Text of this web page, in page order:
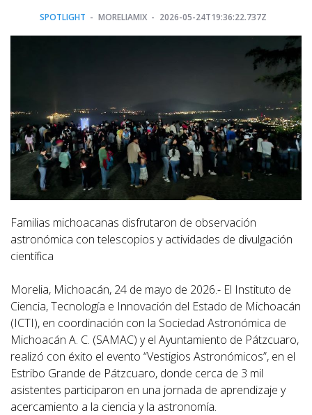
SPOTLIGHT MORELIAMIX 2026-05-24T19:36:22.737Z
Familias michoacanas disfrutaron de observación
astronómica con telescopios y actividades de divulgación
científica
Morelia, Michoacán, 24 de mayo de 2026.- El Instituto de
Ciencia, Tecnología e Innovación del Estado de Michoacán
(ICTI), en coordinación con la Sociedad Astronómica de
Michoacán A. C. (SAMAC) y el Ayuntamiento de Pátzcuaro,
realizó con éxito el evento “Vestigios Astronómicos”, en el
Estribo Grande de Pátzcuaro, donde cerca de 3 mil
asistentes participaron en una jornada de aprendizaje y
acercamiento a la ciencia y la astronomía.